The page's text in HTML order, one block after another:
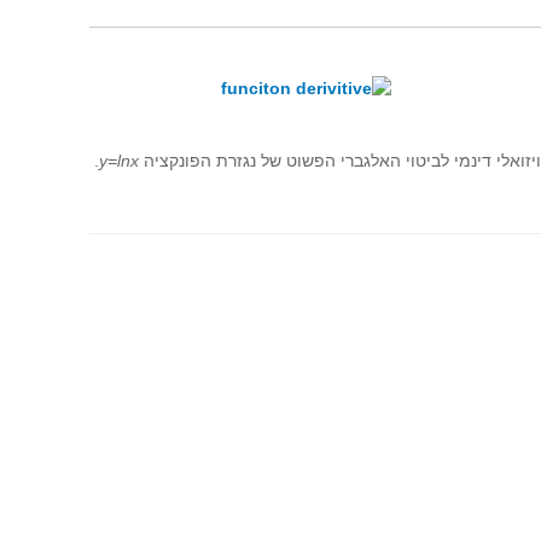
דינמי לביטוי האלגברי הפשוט של נגזרת הפונקציה y=lnx
.